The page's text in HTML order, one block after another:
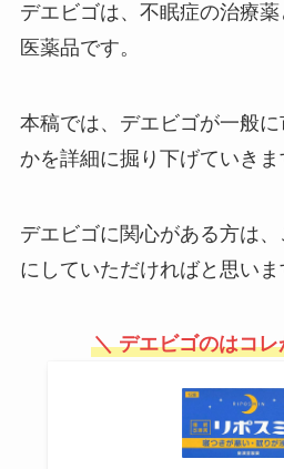
売ってる
均で売っ
どれ？
シートベ
は？販売
デエビゴは、不眠症の治療
医薬品です。
本稿では、デエビゴが一般
かを詳細に掘り下げていきま
デエビゴに関心がある方は
にしていただければと思いま
＼ デエビゴのはコ